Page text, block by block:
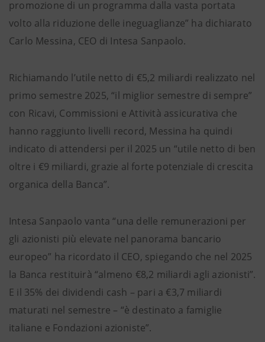
promozione di un programma dalla vasta portata
volto alla riduzione delle ineguaglianze” ha dichiarato
Carlo Messina, CEO di Intesa Sanpaolo.
Richiamando l’utile netto di €5,2 miliardi realizzato nel
primo semestre 2025, “il miglior semestre di sempre”
con Ricavi, Commissioni e Attività assicurativa che
hanno raggiunto livelli record, Messina ha quindi
indicato di attendersi per il 2025 un “utile netto di ben
oltre i €9 miliardi, grazie al forte potenziale di crescita
organica della Banca”.
Intesa Sanpaolo vanta “una delle remunerazioni per
gli azionisti più elevate nel panorama bancario
europeo” ha ricordato il CEO, spiegando che nel 2025
la Banca restituirà “almeno €8,2 miliardi agli azionisti”.
E il 35% dei dividendi cash – pari a €3,7 miliardi
maturati nel semestre – “è destinato a famiglie
italiane e Fondazioni azioniste”.